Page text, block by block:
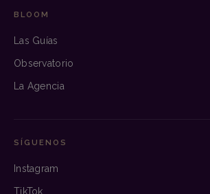
BLOOM
Las Guías
Observatorio
La Agencia
SÍGUENOS
Instagram
TikTok